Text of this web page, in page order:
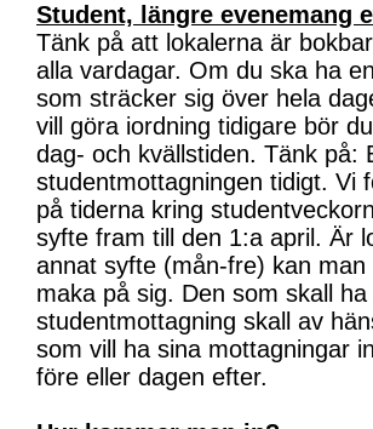
Student, längre evenemang
Tänk på att lokalerna är
alla vardagar. Om du ska ha
som sträcker sig över hela
vill göra iordning tidigare bör
dag- och kvällstiden. Tänk på:
studentmottagningen tidigt. Vi
på tiderna kring
syfte fram till den 1:a april. Är
annat syfte (mån-fre) kan
maka på sig. Den som skall ha
studentmottagning skall av
som vill ha sina mottagningar
före eller dagen efter.